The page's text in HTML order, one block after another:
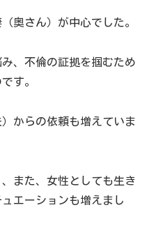
奥さん）が中心でした。
、不倫の証拠を掴むため
す。
からの依頼も増えていま
また、女性としても生き
エーションも増えまし